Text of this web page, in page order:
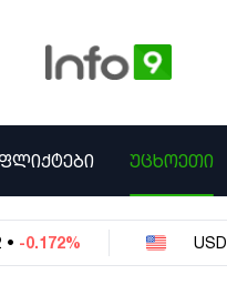
ᲣᲪᲮᲝᲔᲗᲘ
USD 2.621